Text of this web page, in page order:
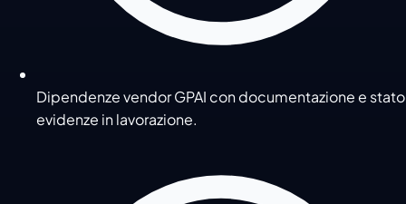
Dipendenze vendor GPAI con documentazione e stato
evidenze in lavorazione.